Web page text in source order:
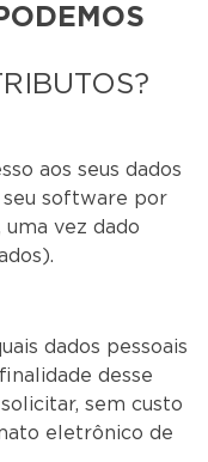
aos seus dados
seu software por
vez dado
dados pessoais
desse
sem custo
eletrônico de